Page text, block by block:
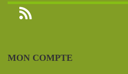
MON COMPTE